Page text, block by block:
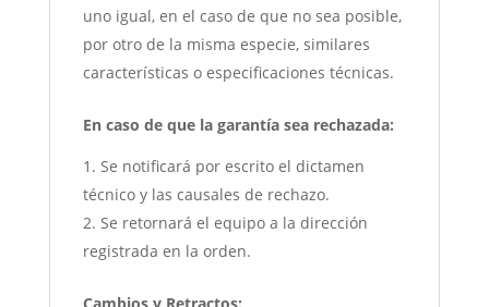
uno igual, en el caso de que no sea posible,
por otro de la misma especie, similares
características o especificaciones técnicas.
En caso de que la garantía sea rechazada:
Se notificará por escrito el dictamen
técnico y las causales de rechazo.
Se retornará el equipo a la dirección
registrada en la orden.